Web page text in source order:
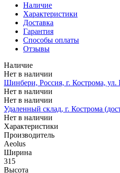
Наличие
Характеристики
Доставка
Гарантия
Способы оплаты
Отзывы
Наличие
Нет в наличии
Шинбери, Россия, г. Кострома,
Нет в наличии
Нет в наличии
Удаленный склад, г. Кострома
Нет в наличии
Характеристики
Производитель
Aeolus
Ширина
315
Высота